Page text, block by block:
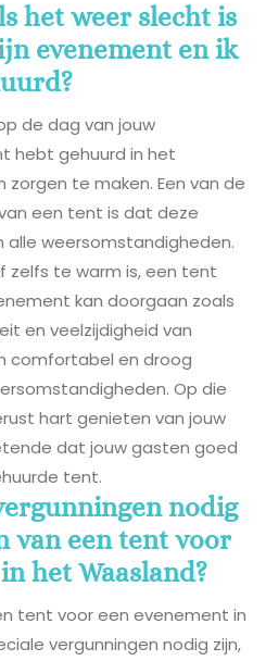
het weer slecht is
evenement en ik
de dag van jouw
hebt gehuurd in het
zorgen te maken. Een van de
een tent is dat deze
weersomstandigheden.
zelfs te warm is, een tent
kan doorgaan zoals
en veelzijdigheid van
comfortabel en droog
Op die
hart genieten van jouw
dat jouw gasten goed
tent.
nodig
van een tent voor
het Waasland?
tent voor een evenement in
vergunningen nodig zijn,